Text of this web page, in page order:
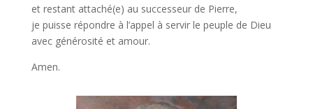
et restant attaché(e) au successeur de Pierre,
je puisse répondre à l’appel à servir le peuple de Dieu
avec générosité et amour.
Amen.